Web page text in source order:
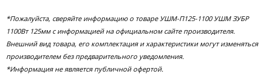
*Пожалуйста, сверяйте информацию о товаре УШМ-П125-1100 УШМ ЗУБР
1100Вт 125мм с информацией на официальном сайте производителя.
Внешний вид товара, его комплектация и характеристики могут изменяться
производителем без предварительного уведомления.
*Информация не является публичной офертой.